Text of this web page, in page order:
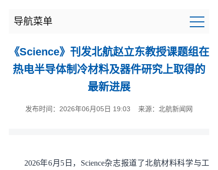
导航菜单
《Science》刊发北航赵立东教授课题组在
热电半导体制冷材料及器件研究上取得的
最新进展
发布时间：2026年06月05日 19:03 来源：北航新闻网
2026年6月5日，Science杂志报道了北航材料科学与工